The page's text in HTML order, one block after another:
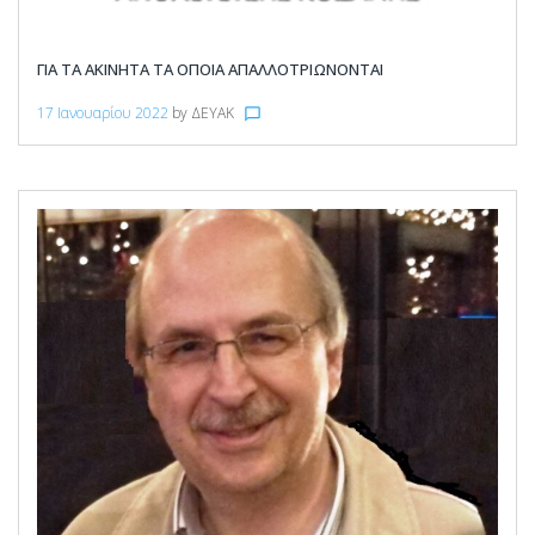
ΓΙΑ ΤΑ ΑΚΙΝΗΤΑ ΤΑ ΟΠΟΙΑ ΑΠΑΛΛΟΤΡΙΩΝΟΝΤΑΙ
17 Ιανουαρίου 2022 by ΔΕΥΑΚ chat_bubble_outline